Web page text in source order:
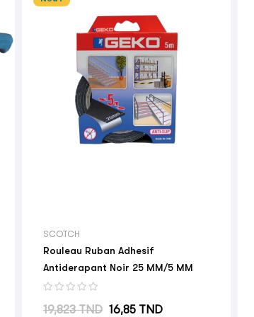
SCOTCH
Rouleau Ruban Adhesif
Antiderapant Noir 25 MM/5 MM
Prix habituel
19,823 TND Prix
16,85 TND